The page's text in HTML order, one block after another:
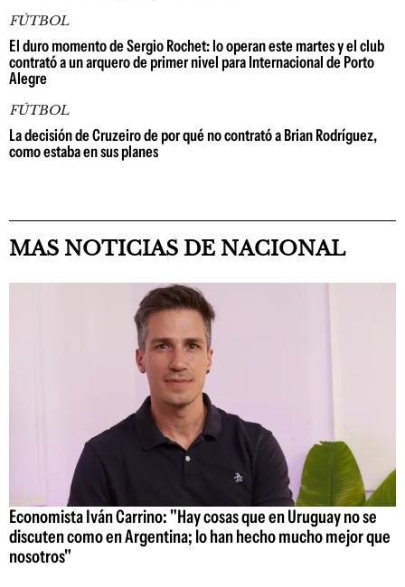
FÚTBOL
El duro momento de Sergio Rochet: lo operan este martes y el club
contrató a un arquero de primer nivel para Internacional de Porto
Alegre
FÚTBOL
La decisión de Cruzeiro de por qué no contrató a Brian Rodríguez,
como estaba en sus planes
MAS NOTICIAS DE NACIONAL
Economista Iván Carrino: "Hay cosas que en Uruguay no se
discuten como en Argentina; lo han hecho mucho mejor que
nosotros"